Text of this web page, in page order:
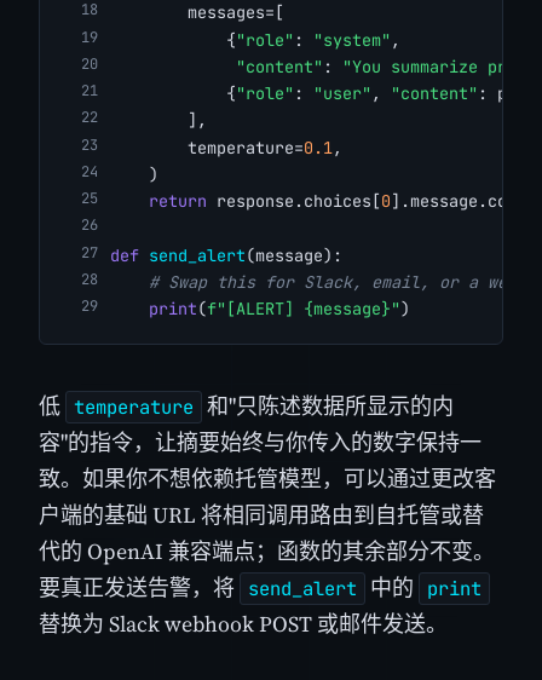
        messages=[
            {
"role" : "system" ,
"content" :
"You summarize
            {
"role" : "user" , "content" :
        ],
        temperature=
0.1,
    )
return response.choices[0
def send_alert(message):
# Swap this for Slack, email, or a
print(f"[ALERT] {message}")
低 temperature 和"只陈述数据所显示的内
容"的指令，让摘要始终与你传入的数字保持一
致。如果你不想依赖托管模型，可以通过更改客
户端的基础 URL 将相同调用路由到自托管或替
代的 OpenAI 兼容端点；函数的其余部分不变。
要真正发送告警，将
send_alert 中的 print
替换为 Slack webhook POST 或邮件发送。